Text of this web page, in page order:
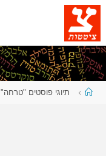
דלגו
לתוכן
עמודתיוגי פוסטים "טרחה"